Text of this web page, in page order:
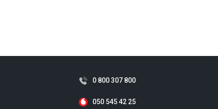
0 800 307 800
050 545 42 25